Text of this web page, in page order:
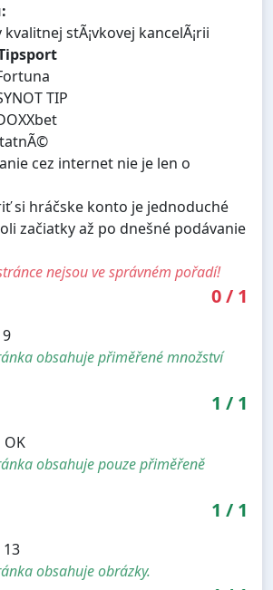
stÃ¡vkovej kancelÃ¡rii
TIP
cez internet nie je len o
hráčske konto je jednoduché
až po dnešné podávanie
nejsou ve správném pořadí!
0/ 1
9
obsahuje přiměřené množství
1 / 1
OK
obsahuje pouze přiměřeně
1 / 1
13
obsahuje obrázky.